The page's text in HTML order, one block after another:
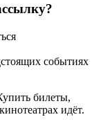
событиях
билеты,
идёт.